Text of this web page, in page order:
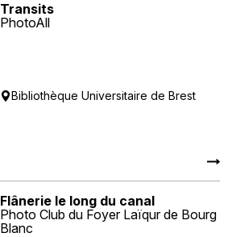
Transits
PhotoAll
Bibliothèque Universitaire de Brest
Flânerie le long du canal
Photo Club du Foyer Laïqur de Bourg
Blanc